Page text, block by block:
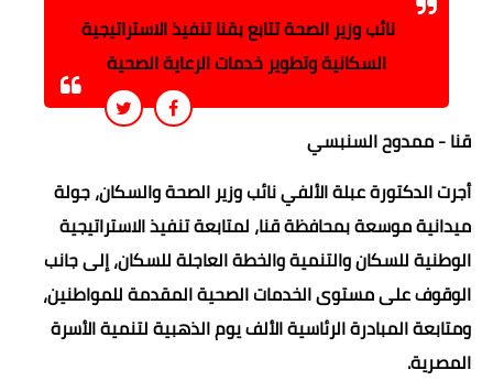
نائب وزير الصحة تتابع بقنا تنفيذ الاستراتيجية
السكانية وتطوير خدمات الرعاية الصحية
قنا - ممدوح السنبسي
أجرت الدكتورة عبلة الألفي نائب وزير الصحة والسكان، جولة
ميدانية موسعة بمحافظة قنا، لمتابعة تنفيذ الاستراتيجية
الوطنية للسكان والتنمية والخطة العاجلة للسكان، إلى جانب
الوقوف على مستوى الخدمات الصحية المقدمة للمواطنين،
ومتابعة المبادرة الرئاسية الألف يوم الذهبية لتنمية الأسرة
المصرية.